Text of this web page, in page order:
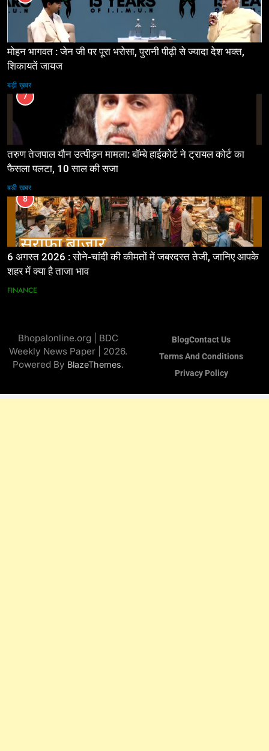
मोहन भागवत : जेन जी पर पूरा भरोसा, पुरानी पीढ़ी से ज्यादा देश भक्त,
शिकायतें जायज
बड़ी ख़बर
7
तरुण तेजपाल यौन उत्पीड़न मामला: बॉम्बे हाईकोर्ट ने ट्रायल कोर्ट का
फैसला पलटा, 10 साल की सजा
बड़ी ख़बर
8
6 अगस्त 2026 : सोने-चांदी की कीमतों में जबरदस्त तेजी, जानिए आपके
शहर में क्या है ताजा भाव
FINANCE
Bhopalonline.org | BDC
Weekly News Paper | 2026.
Powered By BlazeThemes.
BlogContact Us
Terms And Conditions
Privacy Policy